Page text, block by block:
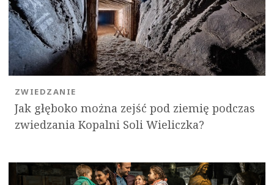
Jak głęboko można zejść pod ziemię podczas
zwiedzania Kopalni Soli Wieliczka?
ZWIEDZANIE